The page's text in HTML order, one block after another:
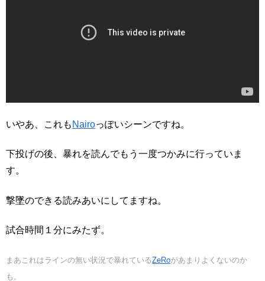
いやあ、これも Nairoっぽいシーンですね。
下投げの後、暴れを読んでもう一度つかみに行っていま
す。
撃墜のできる読みあいにしてますね。
試合時間１分にみたず。
まあこれはラインの無い状況で暴れているZeRoがあまりよくないのか
も。